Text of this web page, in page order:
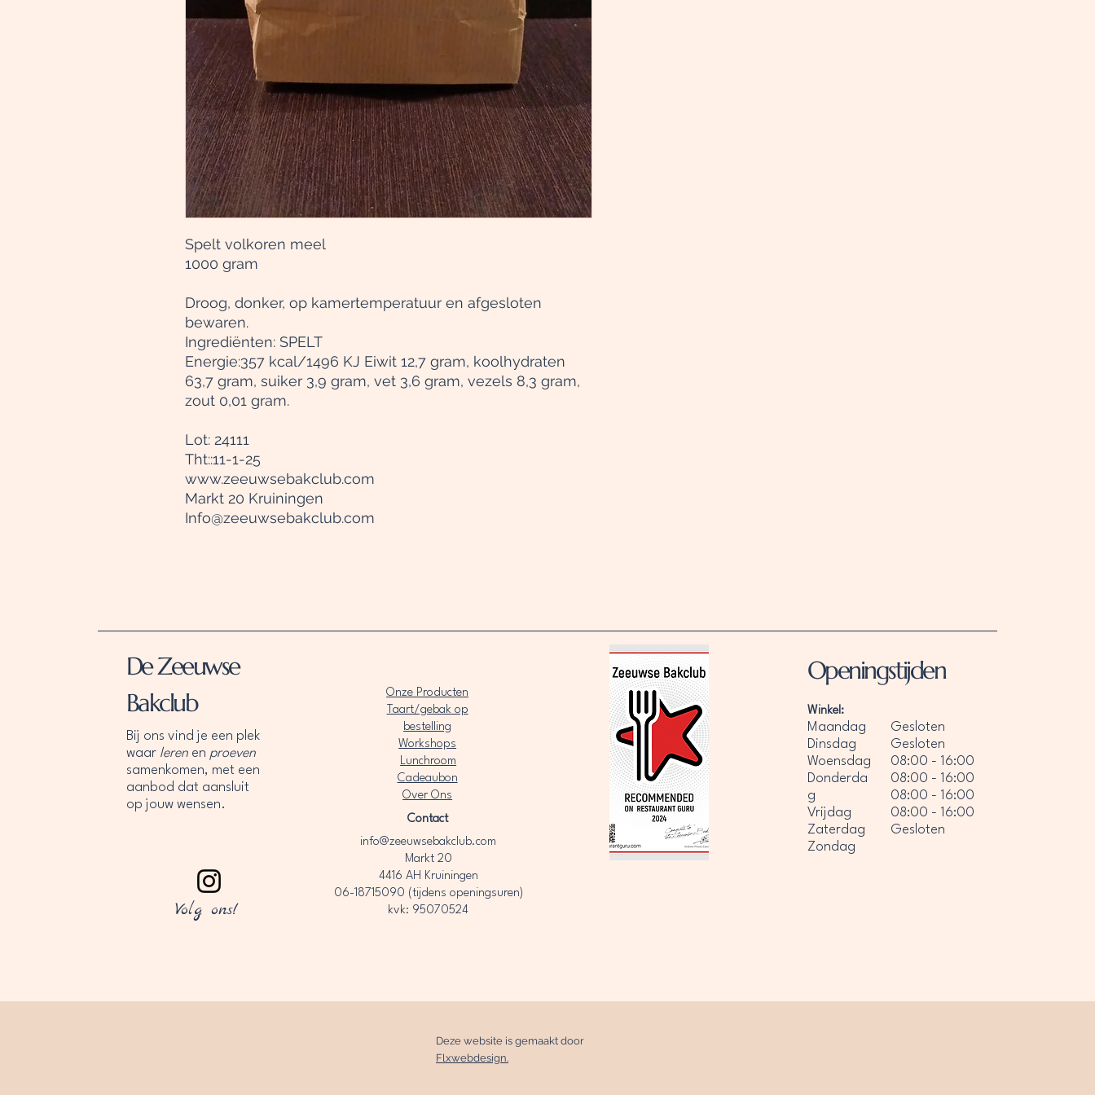
Spelt volkoren meel
1000 gram
Droog, donker, op kamertemperatuur en afgesloten
bewaren.
Ingrediënten: SPELT
Energie:357 kcal/1496 KJ Eiwit 12,7 gram, koolhydraten
63,7 gram, suiker 3,9 gram, vet 3,6 gram, vezels 8,3 gram,
zout 0,01 gram.
Lot: 24111
Tht::11-1-25
www.zeeuwsebakclub.com
Markt 20 Kruiningen
Info@zeeuwsebakclub.com
De Zeeuwse
Bakclub
Bij ons vind je een plek
waar leren en proeven
samenkomen, met een
aanbod dat aansluit
op jouw wensen.
Volg ons!
Onze Producten
Taart/gebak op
bestelling
Workshops
Lunchroom
Cadeaubon
Over Ons​
Contact
info@zeeuwsebakclub.com
Markt 20
4416 AH Kruiningen
06-18715090 (tijdens openingsuren)
kvk: 95070524
Openingstijden
Winkel:
Maandag
Dinsdag
Woensdag
Donderda
g
Vrijdag
Zaterdag
Zondag
Gesloten
Gesloten
08:00 - 16:00
08:00 - 16:00
08:00 - 16:00
08:00 - 16:00
Gesloten
Deze website is gemaakt door
Flxwebdesign.